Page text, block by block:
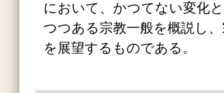
において、かつてない変化
つつある宗教一般を概説し
を展望するものである。